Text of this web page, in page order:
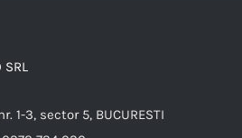
SRL
1-3, sector 5, BUCURESTI